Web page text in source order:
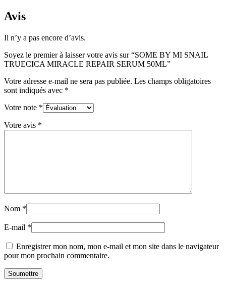
Avis
Il n’y a pas encore d’avis.
Soyez le premier à laisser votre avis sur “SOME BY MI SNAIL
TRUECICA MIRACLE REPAIR SERUM 50ML”
Votre adresse e-mail ne sera pas publiée. Les champs obligatoires
sont indiqués avec *
Votre note *
Votre avis *
Nom *
E-mail *
Enregistrer mon nom, mon e-mail et mon site dans le navigateur
pour mon prochain commentaire.